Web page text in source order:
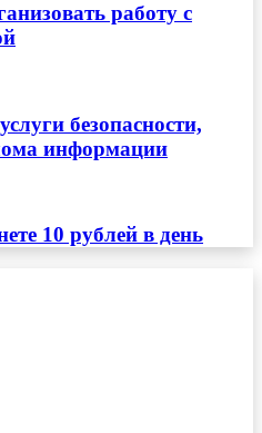
работу с
безопасности,
информации
10 рублей в день